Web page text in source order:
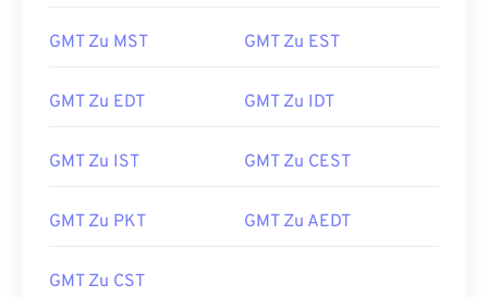
GMT Zu MST GMT Zu EST
GMT Zu EDT GMT Zu IDT
GMT Zu IST GMT Zu CEST
GMT Zu PKT GMT Zu AEDT
GMT Zu CST